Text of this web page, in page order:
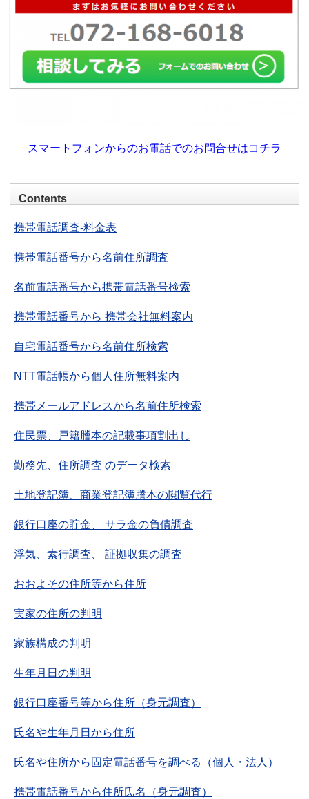
スマートフォンからのお電話でのお問合せはコチラ
Contents
携帯電話調査-料金表
携帯電話番号から名前住所調査
名前電話番号から携帯電話番号検索
携帯電話番号から 携帯会社無料案内
自宅電話番号から名前住所検索
NTT電話帳から個人住所無料案内
携帯メールアドレスから名前住所検索
住民票、戸籍謄本の記載事項割出し
勤務先、住所調査 のデータ検索
土地登記簿、商業登記簿謄本の閲覧代行
銀行口座の貯金、 サラ金の負債調査
浮気、素行調査、 証拠収集の調査
おおよその住所等から住所
実家の住所の判明
家族構成の判明
生年月日の判明
銀行口座番号等から住所（身元調査）
氏名や生年月日から住所
氏名や住所から固定電話番号を調べる（個人・法人）
携帯電話番号から住所氏名（身元調査）